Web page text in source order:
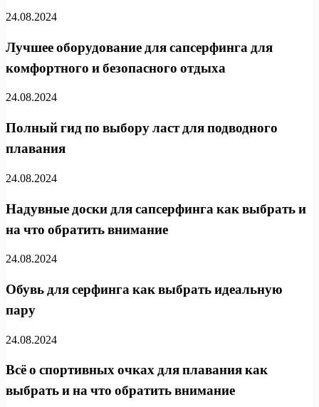
24.08.2024
Лучшее оборудование для сапсерфинга для
комфортного и безопасного отдыха
24.08.2024
Полный гид по выбору ласт для подводного
плавания
24.08.2024
Надувные доски для сапсерфинга как выбрать и
на что обратить внимание
24.08.2024
Обувь для серфинга как выбрать идеальную
пару
24.08.2024
Всё о спортивных очках для плавания как
выбрать и на что обратить внимание